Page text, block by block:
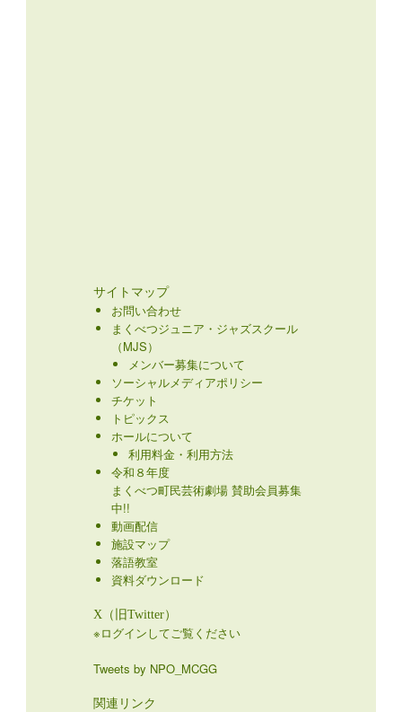
サイトマップ
お問い合わせ
まくべつジュニア・ジャズスクール
（MJS）
メンバー募集について
ソーシャルメディアポリシー
チケット
トピックス
ホールについて
利用料金・利用方法
令和８年度
まくべつ町民芸術劇場 賛助会員募集
中!!
動画配信
施設マップ
落語教室
資料ダウンロード
X（旧Twitter）
※ログインしてご覧ください
Tweets by NPO_MCGG
関連リンク